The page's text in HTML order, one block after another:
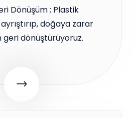
Dönüşüm ; Plastik
ayrıştırıp, doğaya zarar
dönüştürüyoruz.